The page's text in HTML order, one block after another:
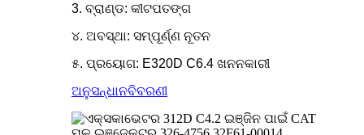
3. ବ୍ରାଣ୍ଡ: କୀଟପତଙ୍ଗ
୪. ଅବସ୍ଥା: ସମ୍ପୂର୍ଣ୍ଣ ନୂତନ
୫. ପ୍ରୟୋଗ: E320D C6.4 ଖନନକାରୀ
ଅନୁସନ୍ଧାନବିବରଣୀ